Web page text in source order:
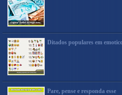
Ditados populares em
Pare, pense e responda esse